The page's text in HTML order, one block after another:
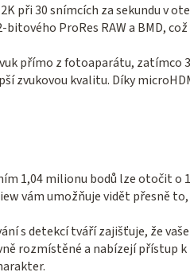
při 30 snímcích za sekundu v
ProRes RAW a BMD,
přímo z fotoaparátu, zatímco
zvukovou kvalitu. Díky
1,04 milionu bodů lze otočit o
vám umožňuje vidět přesně
s detekcí tváří zajišťuje, že
rozmístěné a nabízejí přístup